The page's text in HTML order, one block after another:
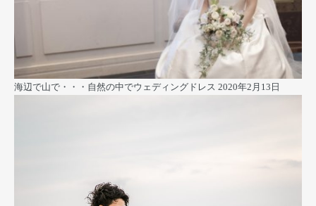
海辺で山で・・・自然の中でウェディングドレス 2020年2月13日